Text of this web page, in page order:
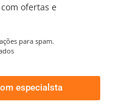
ofertas e
para spam.
especialsta